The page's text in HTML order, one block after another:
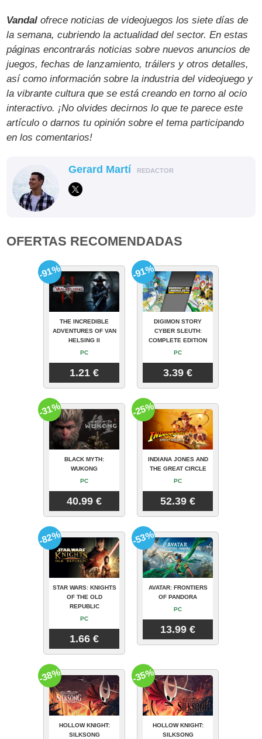
Vandal ofrece noticias de videojuegos los siete días de
la semana, cubriendo la actualidad del sector. En estas
páginas encontrarás noticias sobre nuevos anuncios de
juegos, fechas de lanzamiento, tráilers y otros detalles,
así como información sobre la industria del videojuego y
la vibrante cultura que se está creando en torno al ocio
interactivo. ¡No olvides decirnos lo que te parece este
artículo o darnos tu opinión sobre el tema participando
en los comentarios!
Gerard Martí REDACTOR
OFERTAS RECOMENDADAS
THE INCREDIBLE
ADVENTURES OF VAN
HELSING II
PC
1.21 €
-91%
DIGIMON STORY
CYBER SLEUTH:
COMPLETE EDITION
PC
3.39 €
-91%
BLACK MYTH:
WUKONG
PC
40.99 €
-31%
INDIANA JONES AND
THE GREAT CIRCLE
PC
52.39 €
-25%
STAR WARS: KNIGHTS
OF THE OLD
REPUBLIC
PC
1.66 €
-82%
AVATAR: FRONTIERS
OF PANDORA
PC
13.99 €
-53%
HOLLOW KNIGHT:
SILKSONG
-38%
HOLLOW KNIGHT:
SILKSONG
-35%